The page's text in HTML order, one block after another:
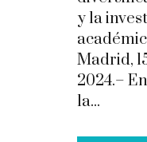
y la
Madrid,
2024.–
la...